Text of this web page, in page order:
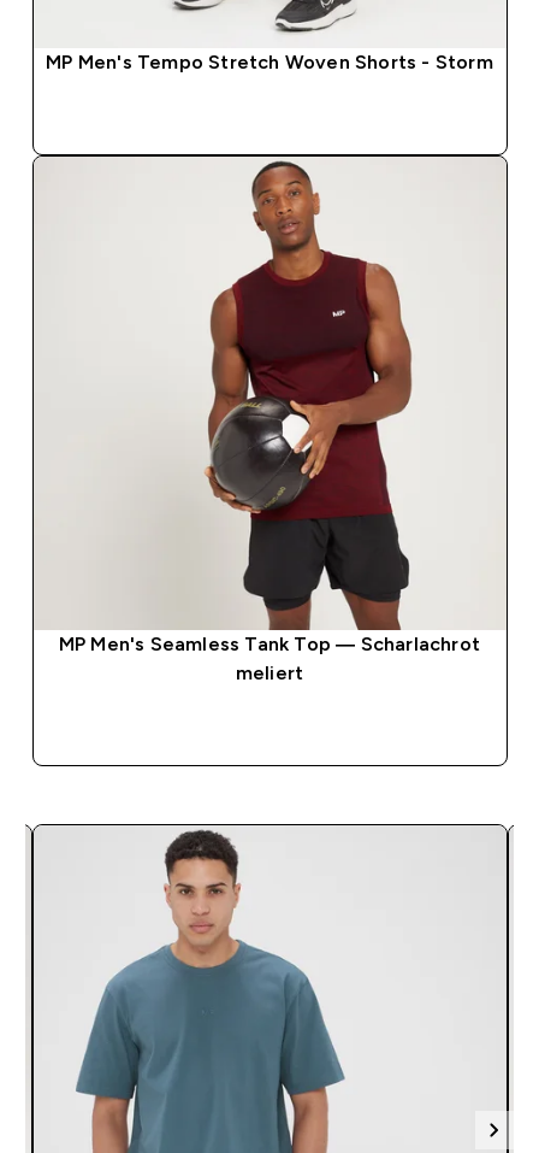
MP Men's Tempo Stretch Woven Shorts - Storm
MP Men's Seamless Tank Top — Scharlachrot
meliert